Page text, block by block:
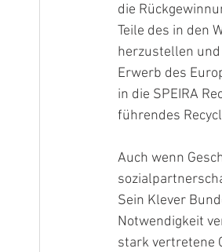
die
Teile des in den
herzustellen
Erwerb des
in die SPEIRA
führendes
Auch wenn
Sein Klever
Notwendigkeit
stark vertretene